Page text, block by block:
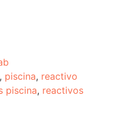
, piscina, reactivo
piscina, reactivos